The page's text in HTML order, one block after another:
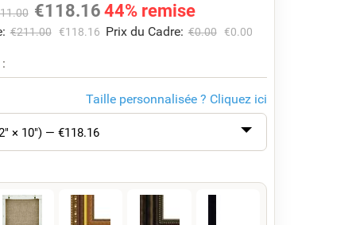
€118.16 44% remise
€211.00 €118.16 Prix du Cadre: €0.00 €0.00
Taille personnalisée ? Cliquez ici
× 10") — €118.16